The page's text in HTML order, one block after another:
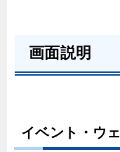
画面説明
イベント・ウ